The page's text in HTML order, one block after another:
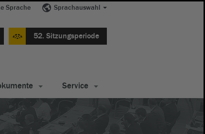
Sprache Sprachauswahl
52. Sitzungsperiode
Service